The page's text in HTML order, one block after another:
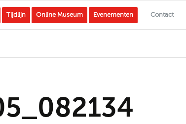
Tijdlijn Online Museum Evenementen Contact